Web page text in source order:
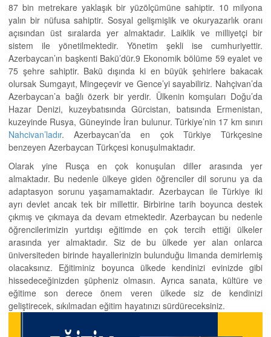
87 bin metrekare yaklaşık bir yüzölçümüne sahiptir. 10 milyona
yalın bir nüfusa sahiptir. Sosyal gelişmişlik ve okuryazarlık oranı
açısından üst sıralarda yer almaktadır. Laiklik ve milliyetçi bir
sistem ile yönetilmektedir. Yönetim şekli ise cumhuriyettir.
Azerbaycan’ın başkenti Bakü’dür.9 Ekonomik bölüme 59 eyalet ve
75 şehre sahiptir. Bakü dışında ki en büyük şehirlere bakacak
olursak Sumgayıt, Mingeçevir ve Gence’yi sayabiliriz. Nahçivan’da
Azerbaycan’a bağlı özerk bir yerdir. Ülkenin komşuları Doğu’da
Hazar Denizi, kuzeybatısında Gürcistan, batısında Ermenistan,
kuzeyinde Rusya, Güneyinde İran bulunur. Türkiye’nin 17 km sınırı
Nahcivan’ladır. Azerbaycan’da en çok Türkiye Türkçesine
benzeyen Azerbaycan Türkçesi konuşulmaktadır.
Olarak yine Rusça en çok konuşulan diller arasında yer
almaktadır. Bu nedenle ülkeye giden öğrenciler dil sorunu ya da
adaptasyon sorunu yaşamamaktadır. Azerbaycan ile Türkiye iki
ayrı devlet ancak tek bir millettir. Birbirine tarih boyunca destek
çıkmış ve çıkmaya da devam etmektedir. Azerbaycan bu nedenle
öğrencilerimizin yurtdışı eğitimde en çok tercih ettiği ülkeler
arasında yer almaktadır. Siz de bu ülkede yer alan onlarca
üniversiteden birinde hayallerinizin bulunduğu limanda demirlemiş
olacaksınız. Eğitiminiz boyunca ülkede kendinizi evinizde gibi
hissedeceğinizden şüpheniz olmasın. Ayrıca sanata, kültüre ve
eğitime son derece önem veren ülkede siz de kendinizi
geliştirecek, sıkılmadan eğitim hayatınızı sürdüreceksiniz.